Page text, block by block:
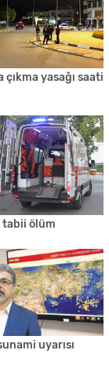
çıkma yasağı saati
tabii ölüm
uyarısı